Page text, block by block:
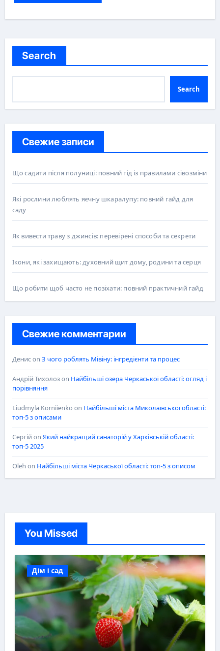
Search
Search
Свежие записи
Що садити після полуниці: повний гід із правилами сівозміни
Які рослини люблять яєчну шкаралупу: повний гайд для
саду
Як вивести траву з джинсів: перевірені способи та секрети
Ікони, які захищають: духовний щит дому, родини та серця
Що робити щоб часто не позіхати: повний практичний гайд
Свежие комментарии
Денисon З чого роблять Мівіну: інгредієнти та процес
Андрій Тихолозon Найбільші озера Черкаської області: огляд і
порівняння
Liudmyla Korniienko on Найбільші міста Миколаївської області:
топ-5 з описами
Сергійon Який найкращий санаторій у Харківській області:
топ-5 2025
Oleh on Найбільші міста Черкаської області: топ-5 з описом
You Missed
Дім і сад